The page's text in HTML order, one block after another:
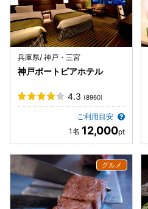
兵庫県/ 神戸・三宮
神戸ポートピアホテル
4.3 (8960)
ご利用目安
12,000